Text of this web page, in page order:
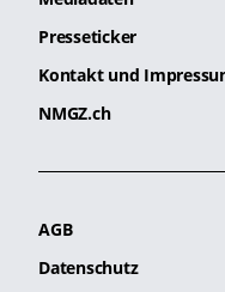
Presseticker
Kontakt und
NMGZ.ch
AGB
Datenschutz